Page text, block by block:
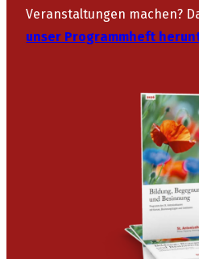
Veranstaltungen machen?
unser Programmheft